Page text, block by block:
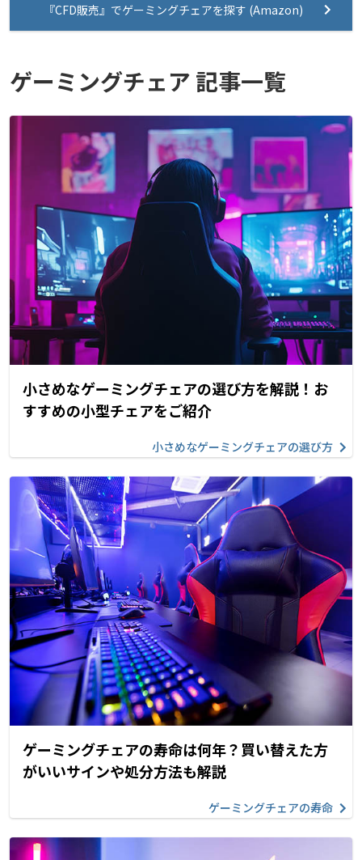
『CFD販売』でゲーミングチェアを探す (Amazon)
ゲーミングチェア 記事一覧
小さめなゲーミングチェアの選び方を解説！お
すすめの小型チェアをご紹介
小さめなゲーミングチェアの選び方
ゲーミングチェアの寿命は何年？買い替えた方
がいいサインや処分方法も解説
ゲーミングチェアの寿命